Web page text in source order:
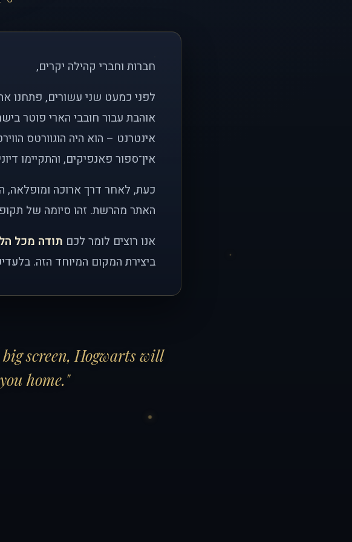
חברות וחברי קהילה יקרים,
אוהבת עבור חובבי הארי פוטר
אינטרנט – הוא היה הוגוורטס
אין־ספור פאנפיקים, והתקיימו
כעת, לאחר דרך ארוכה ומופלאה,
האתר מהרשת. זהו סיומה של
אנו רוצים לומר לכם תודה מכל
ביצירת המקום המיוחד הזה.
screen, Hogwarts will
home."